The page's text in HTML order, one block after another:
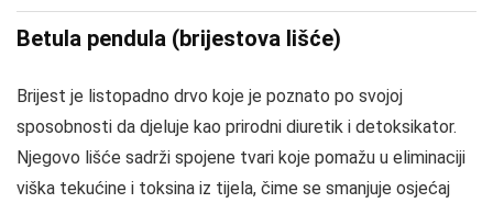
Betula pendula (brijestova lišće)
Brijest je listopadno drvo koje je poznato po svojoj
sposobnosti da djeluje kao prirodni diuretik i detoksikator.
Njegovo lišće sadrži spojene tvari koje pomažu u eliminaciji
viška tekućine i toksina iz tijela, čime se smanjuje osjećaj